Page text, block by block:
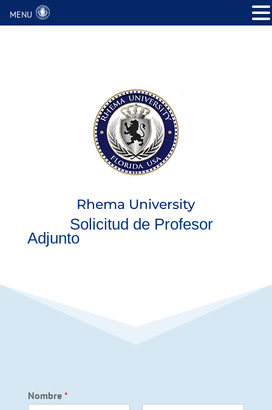
Rhema University
Solicitud de Profesor
Adjunto
Nombre *
MENU